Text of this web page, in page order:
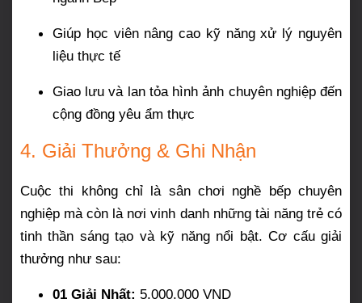
Giúp học viên nâng cao kỹ năng xử lý nguyên
liệu thực tế
Giao lưu và lan tỏa hình ảnh chuyên nghiệp đến
cộng đồng yêu ẩm thực
4. Giải Thưởng & Ghi Nhận
Cuộc thi không chỉ là sân chơi nghề bếp chuyên
nghiệp mà còn là nơi vinh danh những tài năng trẻ có
tinh thần sáng tạo và kỹ năng nổi bật. Cơ cấu giải
thưởng như sau:
01 Giải Nhất: 5.000.000 VND